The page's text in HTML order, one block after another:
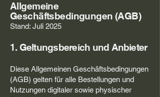
Allgemeine
Geschäftsbedingungen (AGB)
Stand: Juli 2025
1. Geltungsbereich und Anbieter
Diese Allgemeinen Geschäftsbedingungen
(AGB) gelten für alle Bestellungen und
Nutzungen digitaler sowie physischer